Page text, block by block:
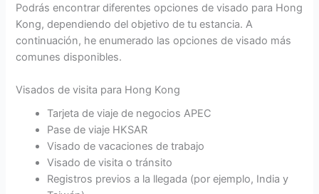
Podrás encontrar diferentes opciones de visado para Hong
Kong, dependiendo del objetivo de tu estancia. A
continuación, he enumerado las opciones de visado más
comunes disponibles.
Visados de visita para Hong Kong
Tarjeta de viaje de negocios APEC
Pase de viaje HKSAR
Visado de vacaciones de trabajo
Visado de visita o tránsito
Registros previos a la llegada (por ejemplo, India y